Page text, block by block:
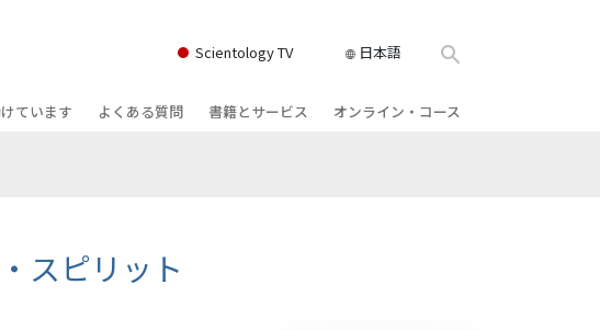
Scientology TV 日本語
ています よくある質問
サイエントロジーの組織
書籍とサービス
一般向け講演
オンライン・コース
スピリット